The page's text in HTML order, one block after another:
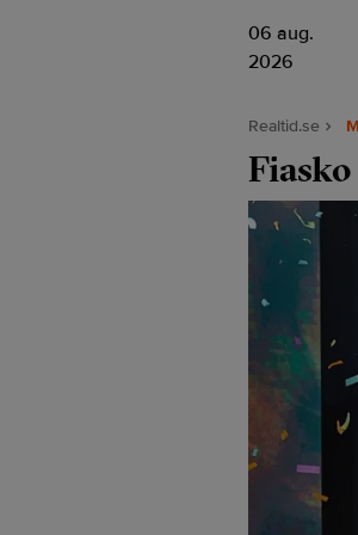
06 aug.
2026
Realtid.se